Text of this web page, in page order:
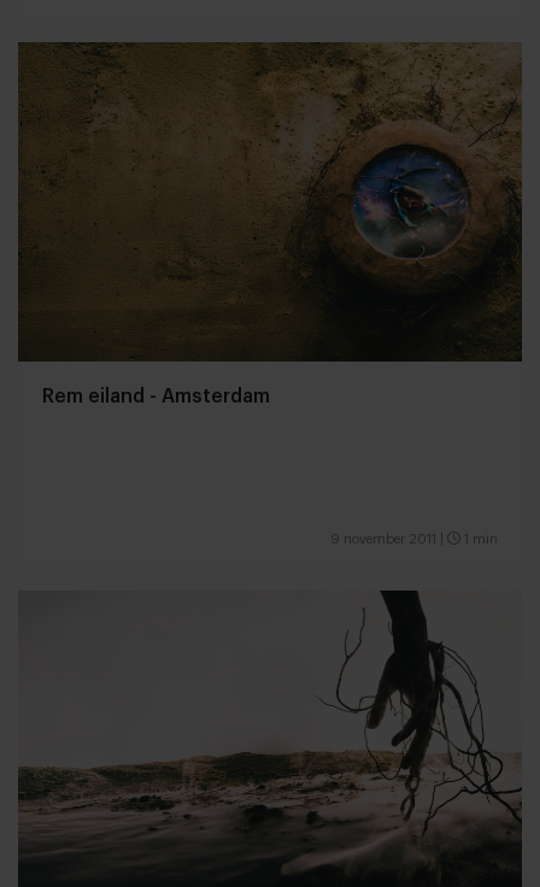
Rem eiland - Amsterdam
9 november 2011 1 min